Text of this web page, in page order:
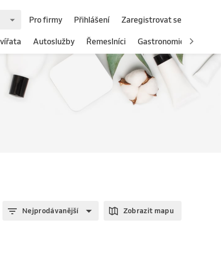
Pro firmy Přihlášení Zaregistrovat se
Autoslužby Řemeslníci Gastronomie
Nejprodávanější Zobrazit mapu